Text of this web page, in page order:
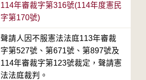
114年審裁字第316號(114年度憲民
字第170號)
聲請人因不服憲法法庭113年審裁
字第527號、第671號、第897號及
114年審裁字第123號裁定，聲請憲
法法庭裁判。